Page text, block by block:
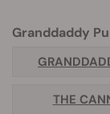
Granddaddy
THE